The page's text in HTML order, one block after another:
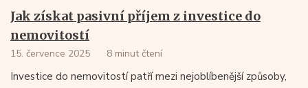
Jak získat pasivní příjem z investice do
nemovitostí
15. července 2025 8 minut čtení
Investice do nemovitostí patří mezi nejoblíbenější způsoby,